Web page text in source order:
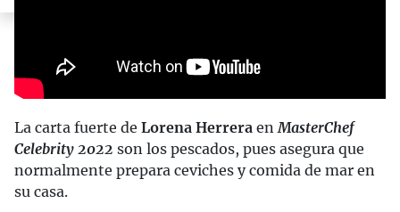
La carta fuerte de Lorena Herrera enMasterChef
Celebrity 2022 son los pescados, pues asegura que
normalmente prepara ceviches y comida de mar en
su casa.